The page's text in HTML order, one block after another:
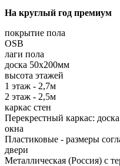
На круглый год премиум
покрытие пола
OSB
лаги пола
доска 50х200мм
высота этажей
1 этаж - 2,7м
2 этаж - 2,5м
каркас стен
Перекрестный каркас:
окна
Пластиковые - размеры
двери
Металлическая (Россия) с